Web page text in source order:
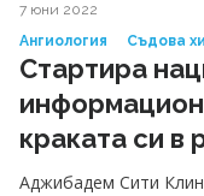
7 юни 2022
Ангиология
Съдова
Стартира
краката си в
Аджибадем Сити